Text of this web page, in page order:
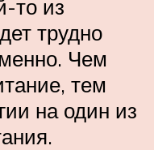
то из
трудно
Чем
тем
на один из